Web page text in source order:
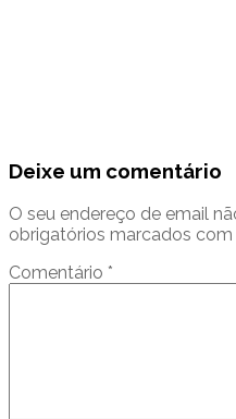
Deixe um comentário
O seu endereço de email
obrigatórios marcados com
Comentário *